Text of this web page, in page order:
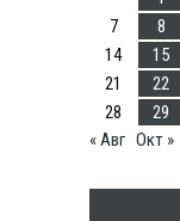
7
8
14
15
21
22
28
29
« Авг Окт »